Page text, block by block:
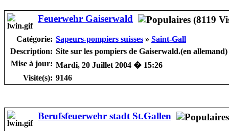
Feuerwehr Gaiserwald
Catégorie: Sapeurs-pompiers suisses » Saint-Gall
Description: Site sur les pompiers de Gaiserwald.(en allemand)
Mise à jour: Mardi, 20 Juillet 2004 � 15:26
Visite(s): 9146
Berufsfeuerwehr stadt St.Gallen